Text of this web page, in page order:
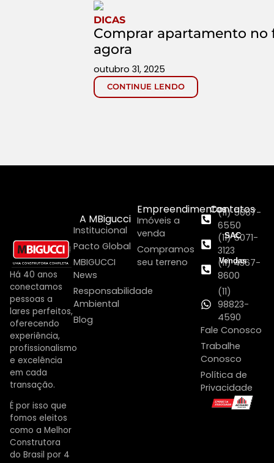
DICAS
Comprar apartamento no
agora
CONTINUE LENDO
outubro 31, 2025
Há 40 anos
conectamos
pessoas a
lares perfeitos,
oferecendo
experiência,
profissionalismo
e excelência
em cada
transação.
É por isso que
fomos eleitos
como a Melhor
Construtora
do Brasil por 4
A MBigucci
Institucional
Pacto Global
MBIGUCCI
News
Responsabilidade
Ambiental
Blog
Empreendimentos
Imóveis a
venda
Compramos
seu terreno
Contatos
(11) 5067-
6550
SAC
(11) 5071-
3123
Vendas
(11) 4367-
8600
(11)
98823-
4590
Fale Conosco
Trabalhe
Conosco
Política de
Privacidade